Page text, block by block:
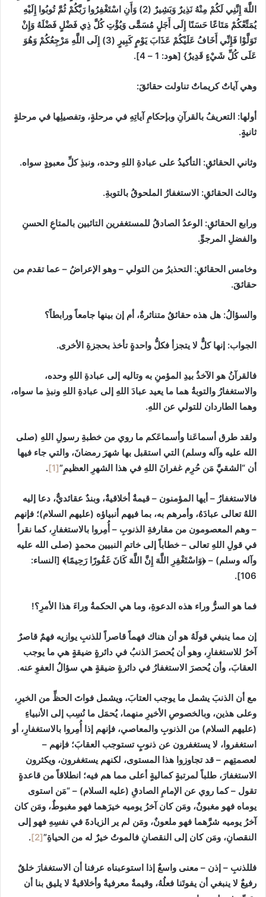
اللَّهَ إِنَّنِي لَكُمْ مِنْهُ نَذِيرٌ وَبَشِيرٌ (2) وَأَنِ اسْتَغْفِرُوا رَبَّكُمْ ثُمَّ تُوبُوا إِلَيْهِ
يُمَتِّعْكُمْ مَتَاعًا حَسَنًا إِلَى أَجَلٍ مُسَمًّى وَيُؤْتِ كُلَّ ذِي فَضْلٍ فَضْلَهُ وَإِنْ
تَوَلَّوْا فَإِنِّي أَخَافُ عَلَيْكُمْ عَذَابَ يَوْمٍ كَبِيرٍ (3) إِلَى اللَّهِ مَرْجِعُكُمْ وَهُوَ
عَلَى كُلِّ شَيْءٍ قَدِيرٌ} [هود: 1 – 4].
وهي آياتٌ كريماتٌ تناولت حقائقَ:
أولها: التعريفُ بالقرآنِ وبإحكامِ آياتِهِ في مرحلةٍ، وتفصيلِها في مرحلةٍ
ثانيةٍ.
وثاني الحقائقِ: التأكيدُ على عبادةِ اللهِ وحده، ونبذِ كلِّ معبودٍ سواه.
وثالث الحقائقِ: الاستغفارُ الملحوقُ بالتوبةِ.
ورابع الحقائقِ: الوعدُ الصادقُ للمستغفرين التائبين بالمتاعِ الحسنِ
والفضلِ المرجوِّ.
وخامس الحقائقِ: التحذيرُ من التولي – وهو الإعراضُ – عما تقدم من
حقائقَ.
والسؤالُ: هل هذه حقائقُ متناثرةٌ، أم إن بينها جامعاً ورابطاً؟
الجواب: إنها كلٌّ لا يتجزأ فكلُّ واحدةٍ تأخذ بحجزةِ الأخرى.
فالقرآنُ هو الآخذُ بيدِ المؤمنِ به وتاليه إلى عبادةِ اللهِ وحده،
والاستغفارُ والتوبةُ هما ما يعيد عبادَ اللهِ إلى عبادةِ اللهِ ونبذِ ما سواه،
وهما الطاردان للتولي عن اللهِ.
ولقد طرق أسماعَنا وأسماعَكم ما روي من خطبةِ رسولِ اللهِ (صلى
الله عليه وآله وسلم) التي استقبل بها شهرَ رمضانَ، والتي جاء فيها
أن “الشقيَّ مَن حُرِم‏ غفرانَ‏ اللهِ في هذا الشهرِ العظيمِ”[1]
.
فالاستغفارُ – أيها المؤمنون – ‏قيمةٌ أخلاقيةٌ، وبندٌ عقائديٌّ، دعا إليه
اللهُ تعالى عبادَهُ، وأمرهم به، بما فيهم أنبياؤه (عليهم السلام)؛ فإنهم
– وهم المعصومون من مقارفةِ الذنوبِ – أُمِروا بالاستغفارِ، كما نقرأ
في قولِ اللهِ تعالى – خطاباً إلى خاتمِ النبيين محمدٍ (صلى الله عليه
وآله وسلم) – ﴿وَاسْتَغْفِرِ اللَّهَ إِنَّ اللَّهَ كَانَ غَفُورًا رَحِيمًا﴾ [النساء:
106].
فما هو السرُّ وراء هذه الدعوةِ، وما هي الحكمةُ وراءَ هذا الأمرِ؟!
إن مما ينبغي قولَهُ هو أن هناك فهماً قاصراً للذنبِ يوازيه فهمٌ قاصرٌ
آخرُ للاستغفارِ، وهو أن يُحصرَ الذنبُ في دائرةٍ ضيقةٍ هي ما يوجب
العقابَ، وأن يُحصرَ الاستغفارُ في دائرةٍ ضيقةٍ هي سؤالُ العفوِ عنه.
مع أن الذنبَ يشمل ما يوجب العتابَ، ويشمل فواتَ الحظِّ من الخيرِ،
وعلى هذين، وبالخصوصِ الأخيرِ منهما، يُحمَل ما نُسِب إلى الأنبياءِ
(عليهم السلام) من الذنوبِ والمعاصي، فإنهم إذا أُمِروا بالاستغفارِ، أو
استغفروا، لا يستغفرون عن ذنوبٍ تستوجب العقابَ؛ فإنهم –
لعصمتِهم – قد تجاوزوا هذا المستوى، لكنهم يستغفرون، ويكثرون
الاستغفارَ، طلباً لمرتبةٍ كماليةٍ أعلى مما هم فيه؛ انطلاقاً من قاعدةٍ
تقول – كما روي عن الإمامِ الصادقِ (عليه السلام) – “مَن‏ استوى‏
يوماه‏ فهو مغبونٌ، ومَن كان آخرُ يوميه خيرَهما فهو مغبوطٌ، ومَن كان
آخرُ يوميه شرَّهما فهو ملعونٌ، ومَن لم ير الزيادةَ في نفسِهِ فهو إلى
النقصانِ، ومَن كان إلى النقصانِ فالموتُ خيرٌ له من الحياةِ”[2]
.
فللذنبِ – إذن – معنى واسعٌ إذا استوعبناه عرفنا أن الاستغفارَ خلقٌ
رفيعٌ لا ينبغي أن يفوتَنا فعلُهُ، وقيمةٌ معرفيةٌ وأخلاقيةٌ لا يليق بنا أن